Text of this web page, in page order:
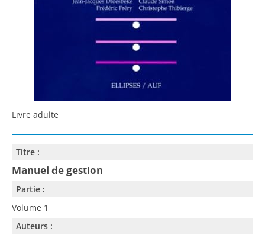
Livre adulte
Titre :
Manuel de gestion
Partie :
Volume 1
Auteurs :